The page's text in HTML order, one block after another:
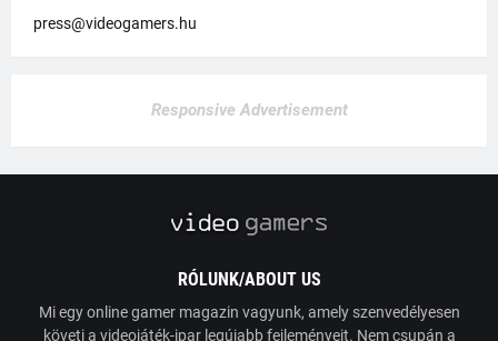
press@videogamers.hu
Responsive Advertisement
RÓLUNK/ABOUT US
Mi egy online gamer magazin vagyunk, amely szenvedélyesen
követi a videojáték-ipar legújabb fejleményeit. Nem csupán a